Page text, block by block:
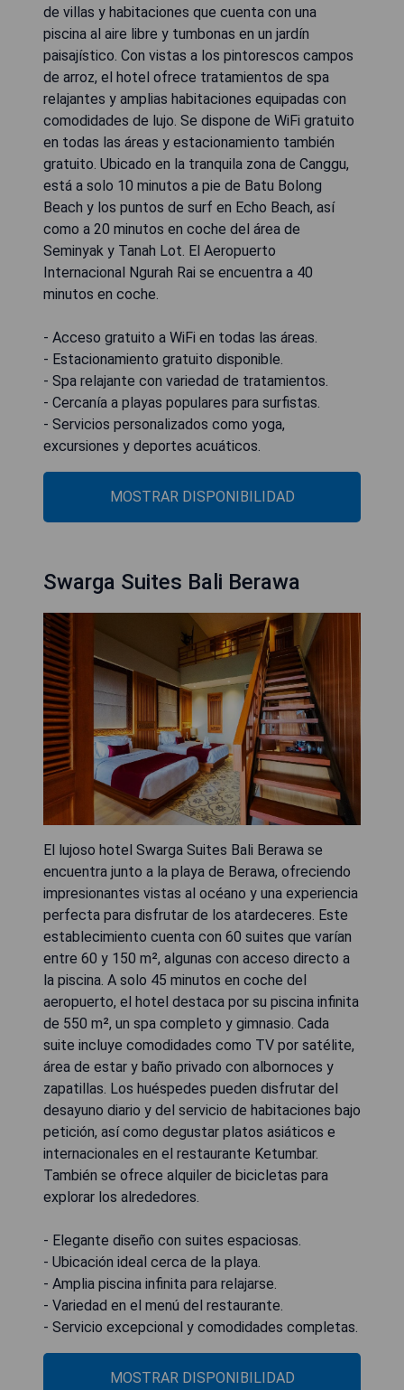
de villas y habitaciones que cuenta con una
piscina al aire libre y tumbonas en un jardín
paisajístico. Con vistas a los pintorescos campos
de arroz, el hotel ofrece tratamientos de spa
relajantes y amplias habitaciones equipadas con
comodidades de lujo. Se dispone de WiFi gratuito
en todas las áreas y estacionamiento también
gratuito. Ubicado en la tranquila zona de Canggu,
está a solo 10 minutos a pie de Batu Bolong
Beach y los puntos de surf en Echo Beach, así
como a 20 minutos en coche del área de
Seminyak y Tanah Lot. El Aeropuerto
Internacional Ngurah Rai se encuentra a 40
minutos en coche.
- Acceso gratuito a WiFi en todas las áreas.
- Estacionamiento gratuito disponible.
- Spa relajante con variedad de tratamientos.
- Cercanía a playas populares para surfistas.
- Servicios personalizados como yoga,
excursiones y deportes acuáticos.
MOSTRAR DISPONIBILIDAD
Swarga Suites Bali Berawa
El lujoso hotel Swarga Suites Bali Berawa se
encuentra junto a la playa de Berawa, ofreciendo
impresionantes vistas al océano y una experiencia
perfecta para disfrutar de los atardeceres. Este
establecimiento cuenta con 60 suites que varían
entre 60 y 150 m², algunas con acceso directo a
la piscina. A solo 45 minutos en coche del
aeropuerto, el hotel destaca por su piscina infinita
de 550 m², un spa completo y gimnasio. Cada
suite incluye comodidades como TV por satélite,
área de estar y baño privado con albornoces y
zapatillas. Los huéspedes pueden disfrutar del
desayuno diario y del servicio de habitaciones bajo
petición, así como degustar platos asiáticos e
internacionales en el restaurante Ketumbar.
También se ofrece alquiler de bicicletas para
explorar los alrededores.
- Elegante diseño con suites espaciosas.
- Ubicación ideal cerca de la playa.
- Amplia piscina infinita para relajarse.
- Variedad en el menú del restaurante.
- Servicio excepcional y comodidades completas.
MOSTRAR DISPONIBILIDAD